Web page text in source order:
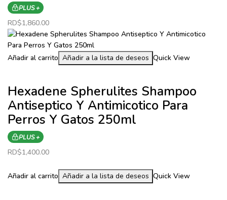
PLUS +
RD$1,860.00
Añadir al carrito Añadir a la lista de deseos Quick View
Hexadene Spherulites Shampoo
Antiseptico Y Antimicotico Para
Perros Y Gatos 250ml
PLUS +
RD$1,400.00
Añadir al carrito Añadir a la lista de deseos Quick View